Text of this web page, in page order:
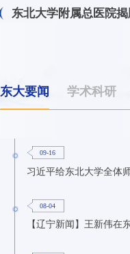
东大要闻 学术科研
09-16
习近平给东北大学全体
08-04